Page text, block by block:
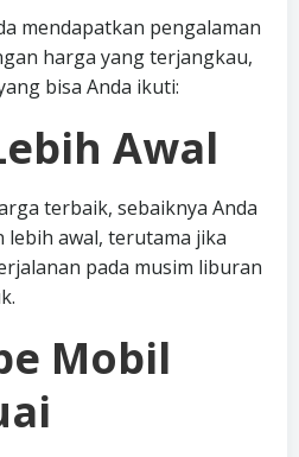
mendapatkan pengalaman
harga yang terjangkau,
bisa Anda ikuti:
Awal
terbaik, sebaiknya Anda
lebih awal, terutama jika
pada musim liburan
Mobil